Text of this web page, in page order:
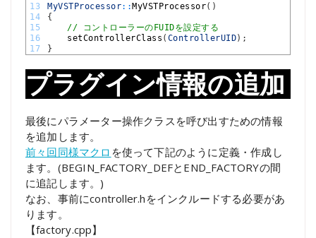
13
14
15
16
17
MyVSTProcessor:: MyVSTProcessor( )
{
// コントローラーのFUIDを設定する
setControllerClass ( ControllerUID) ;
}
プラグイン情報の追加
最後にパラメーター操作クラスを呼び出すための情報
を追加します。
前々回同様マクロ を使って下記のように定義・作成し
ます。(BEGIN_FACTORY_DEFとEND_FACTORYの間
に追記します。)
なお、事前にcontroller.hをインクルードする必要があ
ります。
【factory.cpp】